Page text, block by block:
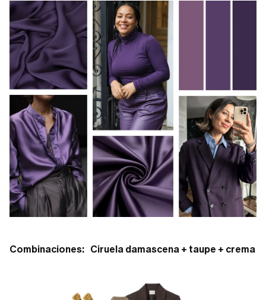
Combinaciones: Ciruela damascena + taupe + crema